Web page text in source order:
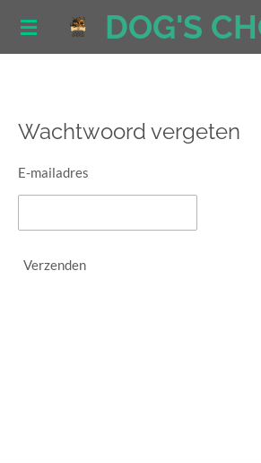
Ga
DOG'S
Wachtwoord vergeten
E-mailadres
Verzenden